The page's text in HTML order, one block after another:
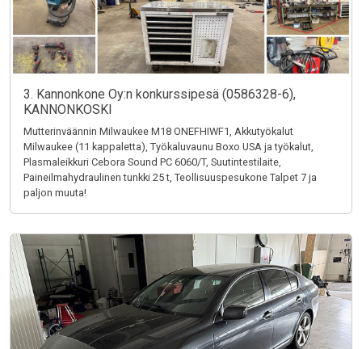
3. Kannonkone Oy:n konkurssipesä (0586328-6),
KANNONKOSKI
Mutterinväännin Milwaukee M18 ONEFHIWF1, Akkutyökalut
Milwaukee (11 kappaletta), Työkaluvaunu Boxo USA ja työkalut,
Plasmaleikkuri Cebora Sound PC 6060/T, Suutintestilaite,
Paineilmahydraulinen tunkki 25 t, Teollisuuspesukone Talpet 7 ja
paljon muuta!